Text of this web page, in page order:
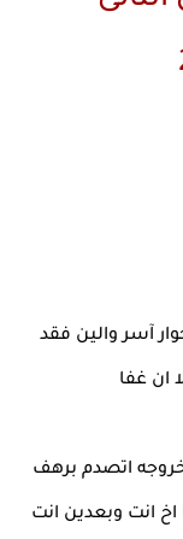
آسر والين فقد
ان غفا
خروجه اتصدم برهف
انت وبعدين انت